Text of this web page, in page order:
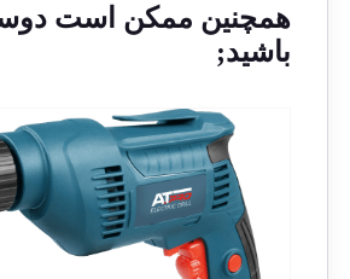
همچنین ممکن است
باشید;